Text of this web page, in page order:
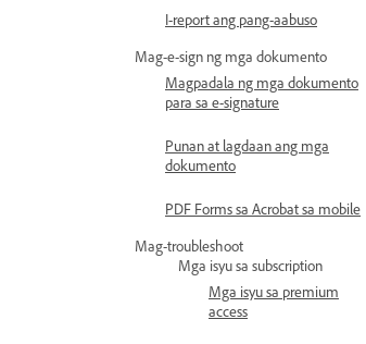
I-report ang pang-aabuso
Mag-e-sign ng mga dokumento
Magpadala ng mga dokumento
para sa e-signature
Punan at lagdaan ang mga
dokumento
PDF Forms sa Acrobat sa mobile
Mag-troubleshoot
Mga isyu sa subscription
Mga isyu sa premium
access